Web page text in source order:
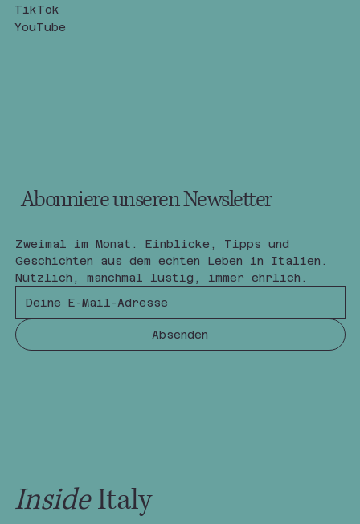
TikTok
YouTube
Abonniere unseren Newsletter
Zweimal im Monat. Einblicke, Tipps und
Geschichten aus dem echten Leben in Italien.
Nützlich, manchmal lustig, immer ehrlich.
Absenden
InsideItaly